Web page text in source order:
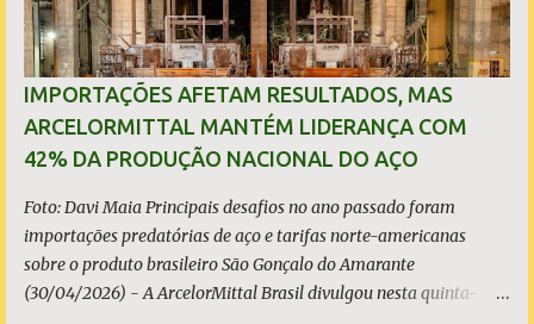
IMPORTAÇÕES AFETAM RESULTADOS, MAS
ARCELORMITTAL MANTÉM LIDERANÇA COM
42% DA PRODUÇÃO NACIONAL DO AÇO
Foto: Davi Maia Principais desafios no ano passado foram
importações predatórias de aço e tarifas norte-americanas
sobre o produto brasileiro São Gonçalo do Amarante
(30/04/2026) - A ArcelorMittal Brasil divulgou nesta quinta-